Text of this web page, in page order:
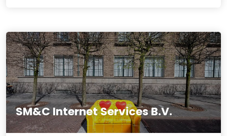
SM&C Internet Services B.V.